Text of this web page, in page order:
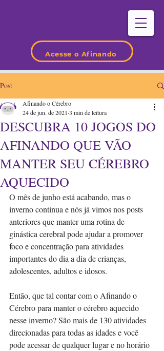
Acesse o Afinando
Post
DESCUBRA 10 JOGOS DO
AFINANDO QUE VÃO
MANTER SEU CÉREBRO
AQUECIDO
Afinando o Cérebro
24 de jun. de 2021 3 min de leitura
O mês de junho está acabando, mas o
inverno continua e nós já vimos nos posts
anteriores que manter uma rotina de
ginástica cerebral pode ajudar a promover
foco e concentração para atividades
importantes do dia a dia de crianças,
adolescentes, adultos e idosos.
Então, que tal contar com o Afinando o
Cérebro para manter o cérebro aquecido
nesse inverno? São mais de 130 atividades
direcionadas para todas as idades e você
pode acessar de qualquer lugar e no horário